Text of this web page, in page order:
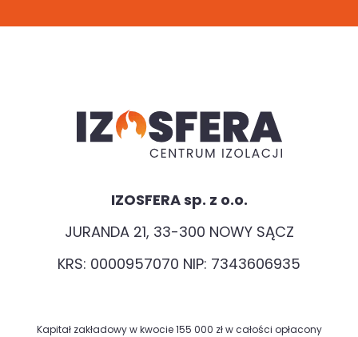
IZOSFERA sp. z o.o.
JURANDA 21, 33-300 NOWY SĄCZ
KRS: 0000957070 NIP: 7343606935
Kapitał zakładowy w kwocie 155 000 zł w całości opłacony